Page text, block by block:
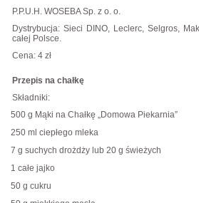
P.P.U.H. WOSEBA Sp. z o. o.
Dystrybucja: Sieci DINO, Leclerc, Selgros,
całej Polsce.
Cena: 4 zł
Przepis na chałkę
Składniki:
500 g Mąki na Chałkę „Domowa Piekarnia”
250 ml ciepłego mleka
7 g suchych drożdży lub 20 g świeżych
1 całe jajko
50 g cukru